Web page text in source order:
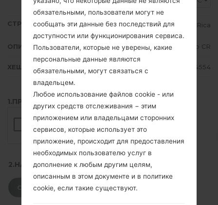
СТРАНА Costa Rica
ОПИСАНИЕ Claro CR
ХЕШ 68ae2a1ee00170d9ee682598ad974554
1.ПРОВЕРИТЬ НАЛИЧИЕ RECAPTCHA
2.НАЖМИТЕ, ЧТОБЫ СКАЧАТЬ
СКАЧАТЬ
обязательными, пользователи могут не
сообщать эти данные без последствий для
доступности или функционирования сервиса.
Пользователи, которые не уверены, какие
персональные данные являются
обязательными, могут связаться с
владельцем.
Любое использование файлов cookie - или
других средств отслеживания − этим
приложением или владельцами сторонних
сервисов, которые использует это
приложение, происходит для предоставления
необходимых пользователю услуг в
дополнение к любым другим целям,
описанным в этом документе и в политике
cookie, если такие существуют.